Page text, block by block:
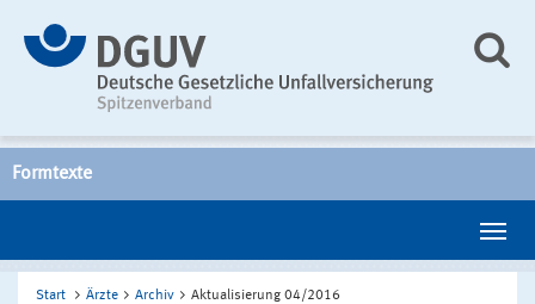
Formtexte
Start Ärzte Archiv Aktualisierung 04/2016